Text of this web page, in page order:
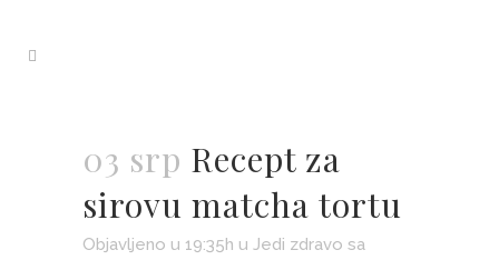
03 srp Recept za
sirovu matcha tortu
Objavljeno u 19:35h u Jedi zdravo sa